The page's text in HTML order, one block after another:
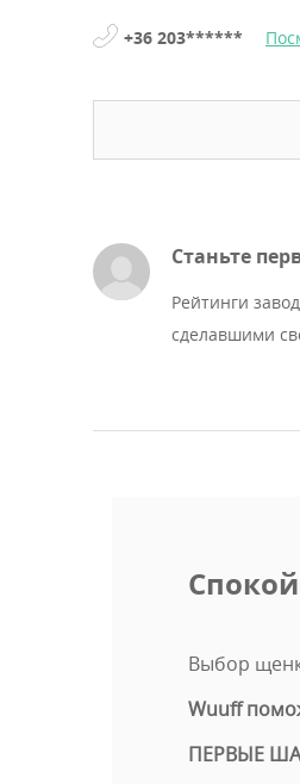
+36 203******
Станьте
Рейтинги
сделавшими
Выбор
Wuuff
ПЕРВЫЕ